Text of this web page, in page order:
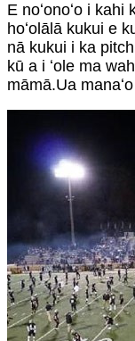
E noʻonoʻo i
hoʻolālā kukui e
nā kukui i ka
kū a i ʻole ma
māmā.Ua